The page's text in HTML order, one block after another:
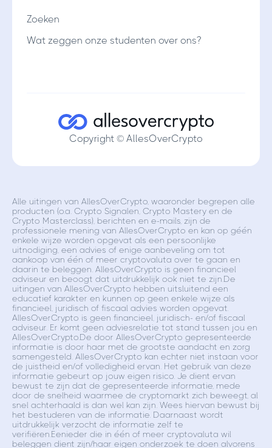
Zoeken
Wat zeggen onze studenten over ons?
Copyright © AllesOverCrypto
Alle uitingen van AllesOverCrypto, waaronder begrepen alle
producten (o.a. Crypto Signalen, Crypto Mastery en de
Crypto Masterclass), berichten en e-mails, zijn de
professionele mening van AllesOverCrypto en kan op géén
enkele wijze worden opgevat als een persoonlijke
uitnodiging, een advies of enige aanbeveling om tot
aankoop van één of meer cryptovaluta over te gaan en
daarin te beleggen. AllesOverCrypto is geen financieel
adviseur en beoogt dat uitdrukkelijk ook niet te zijn.De
uitingen van AllesOverCrypto hebben uitsluitend een
educatief karakter en kunnen op geen enkele wijze als
financieel, juridisch of fiscaal advies worden opgevat.
AllesOverCrypto is geen financieel, juridisch- en/of fiscaal
adviseur. Er komt geen adviesrelatie tot stand tussen jou en
AllesOverCrypto.De door AllesOverCrypto gepresenteerde
informatie is door haar met de grootste aandacht en zorg
samengesteld. AllesOverCrypto kan echter niet instaan voor
de juistheid en/of volledigheid ervan. Het gebruik van deze
informatie gebeurt op jouw eigen risico. Je dient ervan
bewust te zijn dat de gepresenteerde informatie, mede
door de snelheid waarmee de cryptomarkt zich beweegt, al
snel achterhaald is dan wel kan zijn. Wees hiervan bewust bij
het bestuderen van de informatie. Daarnaast wordt
uitdrukkelijk verzocht de informatie zelf te
verifiëren.Eenieder die in één of meer cryptovaluta wil
beleggen dient zijn/haar eigen onderzoek te doen alvorens